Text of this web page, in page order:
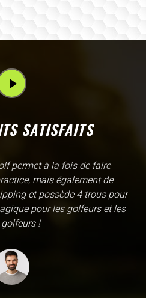
SATISFAITS
comme son nom l'indique est
practice exceptionnel. il y a
classic sur tapis mais aussi
le chipping, les bumqers...
l'academy. Il n'y a pas assez
de ce site